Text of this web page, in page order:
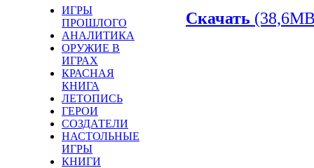
ИГРЫ
ПРОШЛОГО
АНАЛИТИКА
ОРУЖИЕ В
ИГРАХ
КРАСНАЯ
КНИГА
ЛЕТОПИСЬ
ГЕРОИ
СОЗДАТЕЛИ
НАСТОЛЬНЫЕ
ИГРЫ
КНИГИ
Скачать